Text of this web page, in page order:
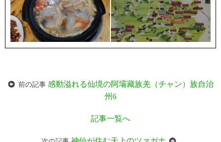
前の記事 感動溢れる仙境の阿壩藏族羌（チャン）族自治
州6
記事一覧へ